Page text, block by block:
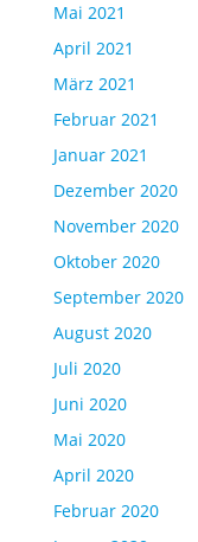
Mai 2021
April 2021
März 2021
Februar 2021
Januar 2021
Dezember 2020
November 2020
Oktober 2020
September 2020
August 2020
Juli 2020
Juni 2020
Mai 2020
April 2020
Februar 2020